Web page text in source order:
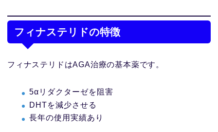
フィナステリドの特徴
フィナステリドはAGA治療の基本薬です。
5αリダクターゼを阻害
DHTを減少させる
長年の使用実績あり